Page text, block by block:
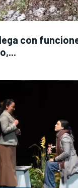
con